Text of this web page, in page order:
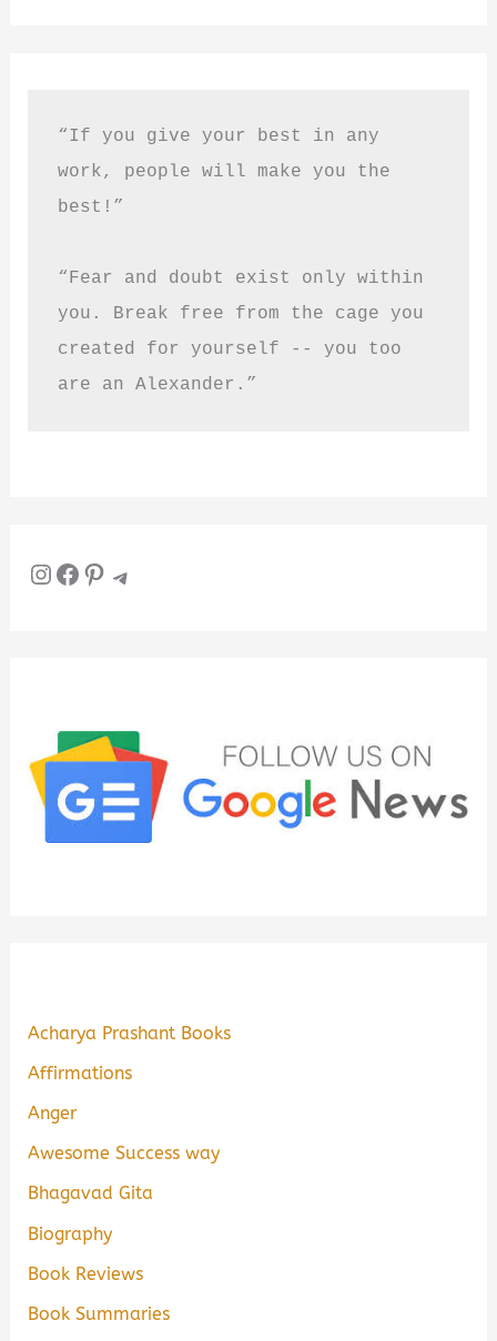
“If you give your best in any
work, people will make you the
best!”
“Fear and doubt exist only within
you. Break free from the cage you
created for yourself -- you too
are an Alexander.”
InstagramFacebook Pinterest Telegram
Acharya Prashant Books
Affirmations
Anger
Awesome Success way
Bhagavad Gita
Biography
Book Reviews
Book Summaries